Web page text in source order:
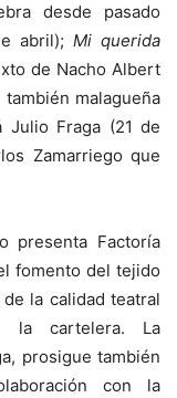
desde pasado
abril); Mi querida
de Nacho Albert
malagueña
Julio Fraga (21 de
Zamarriego que
presenta Factoría
fomento del tejido
la calidad teatral
la cartelera. La
prosigue también
con la